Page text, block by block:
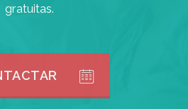
gratuitas.